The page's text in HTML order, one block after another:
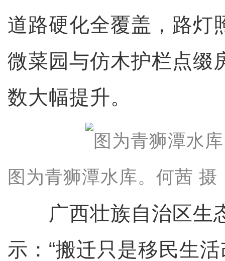
道路硬化全覆盖，路灯
微菜园与仿木护栏点缀
数大幅提升。
图为青狮潭水库。何茜 摄
广西壮族自治区生
示：“搬迁只是移民生